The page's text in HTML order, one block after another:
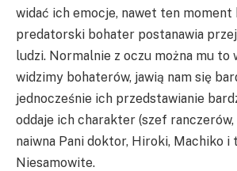
widać ich emocje, nawet ten moment
predatorski bohater postanawia
ludzi. Normalnie z oczu można mu to
widzimy bohaterów, jawią nam się
jednocześnie ich przedstawianie
oddaje ich charakter (szef
naiwna Pani doktor, Hiroki, Machiko i
Niesamowite.